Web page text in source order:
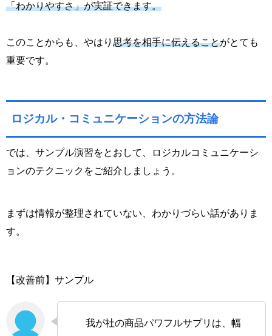
「わかりやすさ」が実証できます。
このことからも、やはり 思考を相手に伝えることがとても
重要です。
ロジカル・コミュニケーションの方法論
では、サンプル演習をとおして、ロジカルコミュニケーシ
ョンのテクニックをご紹介しましょう。
まずは情報が整理されていない、わかりづらい話がありま
す。
【改善前】サンプル
我が社の商品パワフルサプリは、幅